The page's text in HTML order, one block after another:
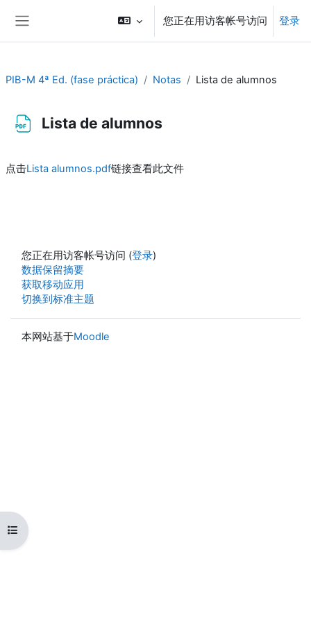
您正在用访客帐号访问 登录
打开课程索引
PIB-M 4ª Ed. (fase práctica) Notas Lista de alumnos
Lista de alumnos
点击Lista alumnos.pdf链接查看此文件
您正在用访客帐号访问 (登录)
‎数据保留摘要‎
获取移动应用
切换到标准主题
本网站基于Moodle